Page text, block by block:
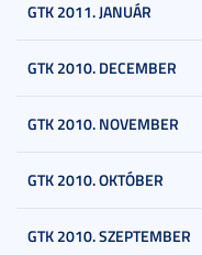
GTK 2011. JANUÁR
GTK 2010. DECEMBER
GTK 2010. NOVEMBER
GTK 2010. OKTÓBER
GTK 2010. SZEPTEMBER